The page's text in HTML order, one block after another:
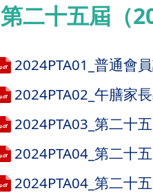
第二十五屆（
2024PTA01_普通會
2024PTA02_午膳家
2024PTA03_第二十
2024PTA04_第二十
2024PTA04_第二十